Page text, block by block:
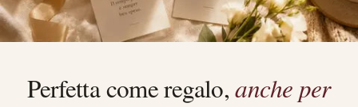
Perfetta come regalo, anche per